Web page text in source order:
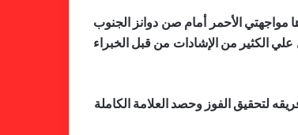
مواجهتي الأحمر أمام صن دوانز الجنوب
الكثير من الإشادات من قبل الخبراء
لتحقيق الفوز وحصد العلامة الكاملة